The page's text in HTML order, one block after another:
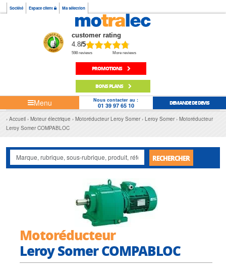
Société Espace client Ma sélection
customer rating
4.8/5
598 reviews More reviews
PROMOTIONS
BONS PLANS
Menu Nous contacter au :
01 39 97 65 10 DEMANDE DE DEVIS
Accueil Moteur électrique Motoréducteur Leroy Somer Leroy Somer
Motoréducteur
Leroy Somer COMPABLOC
RECHERCHER
Motoréducteur
Leroy Somer COMPABLOC